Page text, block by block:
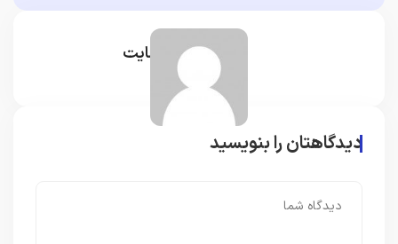
مدیر سایت
دیدگاهتان را بنویسید